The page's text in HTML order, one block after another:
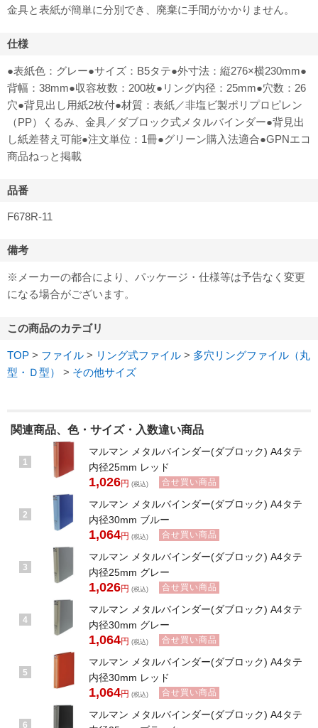
金具と表紙が簡単に分別でき、廃棄に手間がかかりません。
仕様
●表紙色：グレー●サイズ：B5タテ●外寸法：縦276×横230mm●
背幅：38mm●収容枚数：200枚●リング内径：25mm●穴数：26
穴●背見出し用紙2枚付●材質：表紙／非塩ビ製ポリプロピレン
（PP）くるみ、金具／ダブロック式メタルバインダー●背見出
し紙差替え可能●注文単位：1冊●グリーン購入法適合●GPNエコ
商品ねっと掲載
品番
F678R-11
備考
※メーカーの都合により、パッケージ・仕様等は予告なく変更
になる場合がございます。
この商品のカテゴリ
TOP > ファイル > リング式ファイル > 多穴リングファイル（丸
型・Ｄ型）
> その他サイズ
関連商品、色・サイズ・入数違い商品
1
マルマン メタルバインダー(ダブロック) A4タテ
内径25mm レッド
1,026円 (税込) 合せ買い商品
2
マルマン メタルバインダー(ダブロック) A4タテ
内径30mm ブルー
1,064円 (税込) 合せ買い商品
3
マルマン メタルバインダー(ダブロック) A4タテ
内径25mm グレー
1,026円 (税込) 合せ買い商品
4
マルマン メタルバインダー(ダブロック) A4タテ
内径30mm グレー
1,064円 (税込) 合せ買い商品
5
マルマン メタルバインダー(ダブロック) A4タテ
内径30mm レッド
1,064円 (税込) 合せ買い商品
6
マルマン メタルバインダー(ダブロック) A4タテ